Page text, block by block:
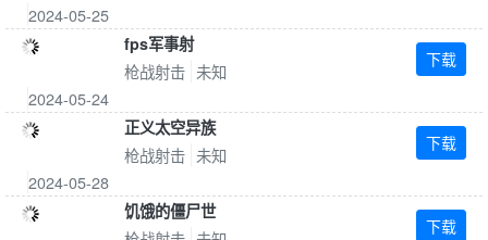
2024-05-25
fps军事射
枪战射击 未知
2024-05-24
下载
正义太空异族
枪战射击 未知
2024-05-28
下载
饥饿的僵尸世
下载